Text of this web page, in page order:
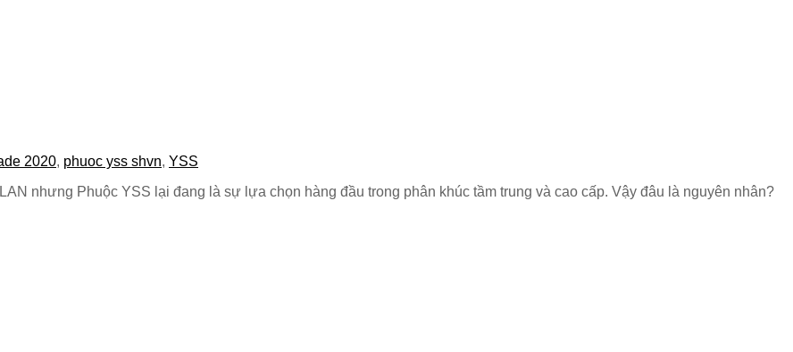
2020, phuoc yss shvn, YSS
nhưng Phuộc YSS lại đang là sự lựa chọn hàng đầu trong phân khúc tầm trung và cao cấp. Vậy đâu là nguyên nhân?